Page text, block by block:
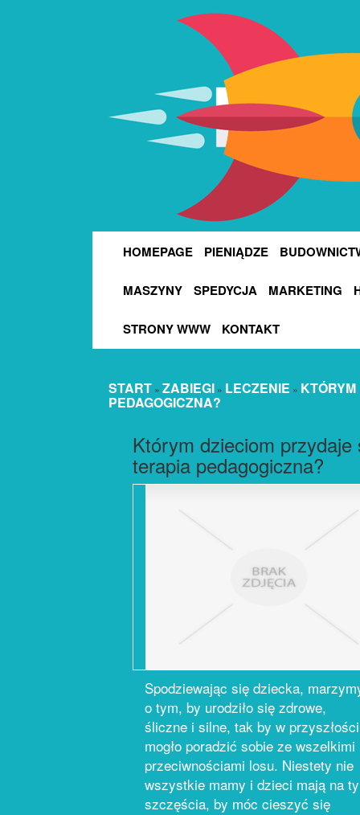
HOMEPAGE PIENIĄDZE
MASZYNY SPEDYCJA MARKETING
STRONY WWW KONTAKT
START » ZABIEGI » LECZENIE »
PEDAGOGICZNA?
Którym dzieciom przydaje
terapia pedagogiczna?
Spodziewając się dziecka,
o tym, by urodziło się zdrowe,
śliczne i silne, tak by w przyszłości
mogło poradzić sobie ze wszelkimi
przeciwnościami losu. Niestety nie
wszystkie mamy i dzieci mają na
szczęścia, by móc cieszyć się